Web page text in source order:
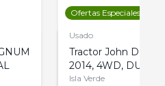
Ofertas Especiales
Usado
Tractor John Deere
2014, 4WD, DUAL
Isla Verde